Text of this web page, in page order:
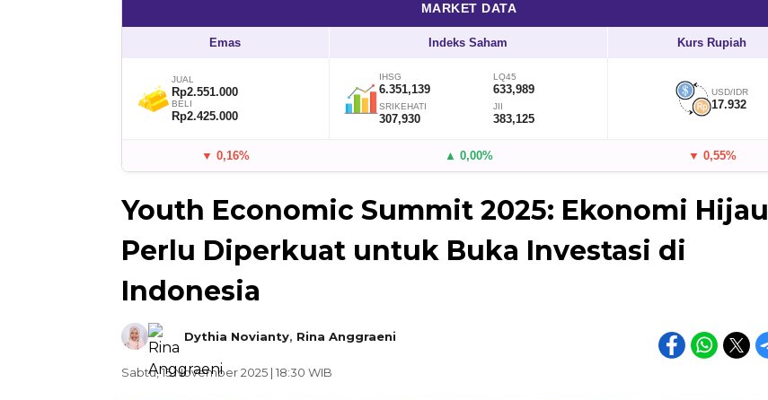
MARKET DATA
Emas Indeks Saham Kurs Rupiah
JUAL
Rp2.551.000
BELI
Rp2.425.000
IHSG
6.351,139
LQ45
633,989
SRIKEHATI
307,930
JII
383,125
USD/IDR
17.932
▼ 0,16% ▲ 0,00% ▼ 0,55%
Youth Economic Summit 2025: Ekonomi Hijau
Perlu Diperkuat untuk Buka Investasi di
Indonesia
Dythia Novianty, Rina Anggraeni
Sabtu, 15 November 2025 | 18:30 WIB